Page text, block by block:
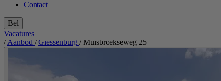
Contact
Bel
Vacatures
/ Aanbod / Giessenburg / Muisbroekseweg 25